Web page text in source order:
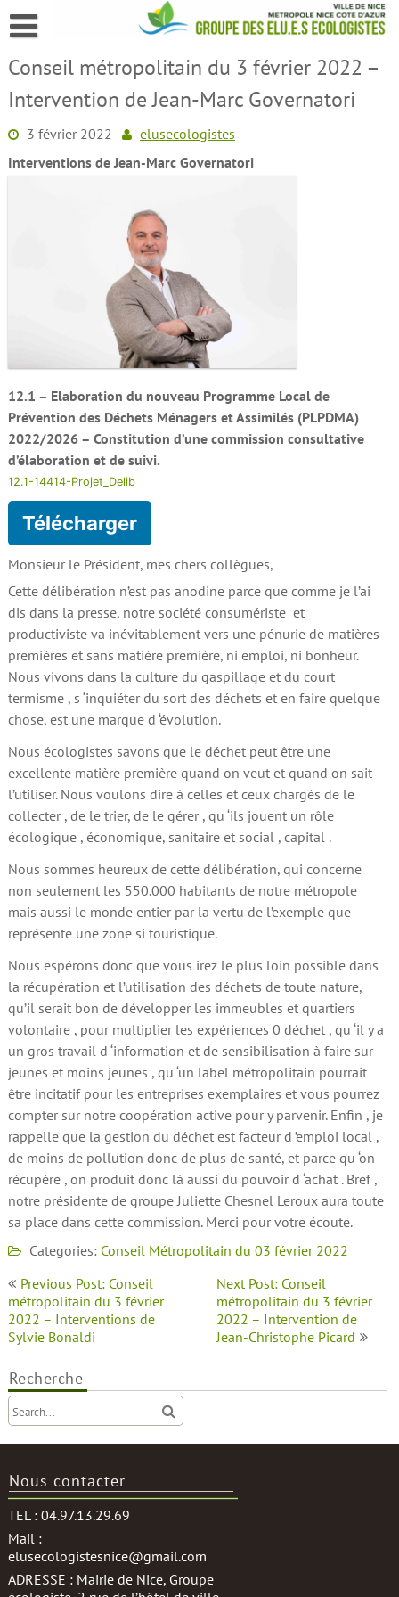
to
content
Conseil métropolitain du 3 février 2022 –
Intervention de Jean-Marc Governatori
3 février 2022
elusecologistes
Interventions de Jean-Marc Governatori
12.1 – Elaboration du nouveau Programme Local de
Prévention des Déchets Ménagers et Assimilés (PLPDMA)
2022/2026 – Constitution d’une commission consultative
d’élaboration et de suivi.
12.1-14414-Projet_Delib
Télécharger
Monsieur le Président, mes chers collègues,
Cette délibération n’est pas anodine parce que comme je l’ai
dis dans la presse, notre société consumériste et
productiviste va inévitablement vers une pénurie de matières
premières et sans matière première, ni emploi, ni bonheur.
Nous vivons dans la culture du gaspillage et du court
termisme , s ‘inquiéter du sort des déchets et en faire quelque
chose, est une marque d ‘évolution.
Nous écologistes savons que le déchet peut être une
excellente matière première quand on veut et quand on sait
l’utiliser. Nous voulons dire à celles et ceux chargés de le
collecter , de le trier, de le gérer , qu ‘ils jouent un rôle
écologique , économique, sanitaire et social , capital .
Nous sommes heureux de cette délibération, qui concerne
non seulement les 550.000 habitants de notre métropole
mais aussi le monde entier par la vertu de l’exemple que
représente une zone si touristique.
Nous espérons donc que vous irez le plus loin possible dans
la récupération et l’utilisation des déchets de toute nature,
qu’il serait bon de développer les immeubles et quartiers
volontaire , pour multiplier les expériences 0 déchet , qu ‘il y a
un gros travail d ‘information et de sensibilisation à faire sur
jeunes et moins jeunes , qu ‘un label métropolitain pourrait
être incitatif pour les entreprises exemplaires et vous pourrez
compter sur notre coopération active pour y parvenir. Enfin , je
rappelle que la gestion du déchet est facteur d ’emploi local ,
de moins de pollution donc de plus de santé, et parce qu ‘on
récupère , on produit donc là aussi du pouvoir d ‘achat . Bref ,
notre présidente de groupe Juliette Chesnel Leroux aura toute
sa place dans cette commission. Merci pour votre écoute.
Categories: Conseil Métropolitain du 03 février 2022
Navigation
de
l’article
Previous Post: Conseil
métropolitain du 3 février
2022 – Interventions de
Sylvie Bonaldi
Next Post: Conseil
métropolitain du 3 février
2022 – Intervention de
Jean-Christophe Picard
Recherche
Nous contacter
TEL : 04.97.13.29.69
Mail :
elusecologistesnice@gmail.com
ADRESSE : Mairie de Nice, Groupe